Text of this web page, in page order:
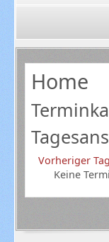
Home
Vorheriger Tag
Keine